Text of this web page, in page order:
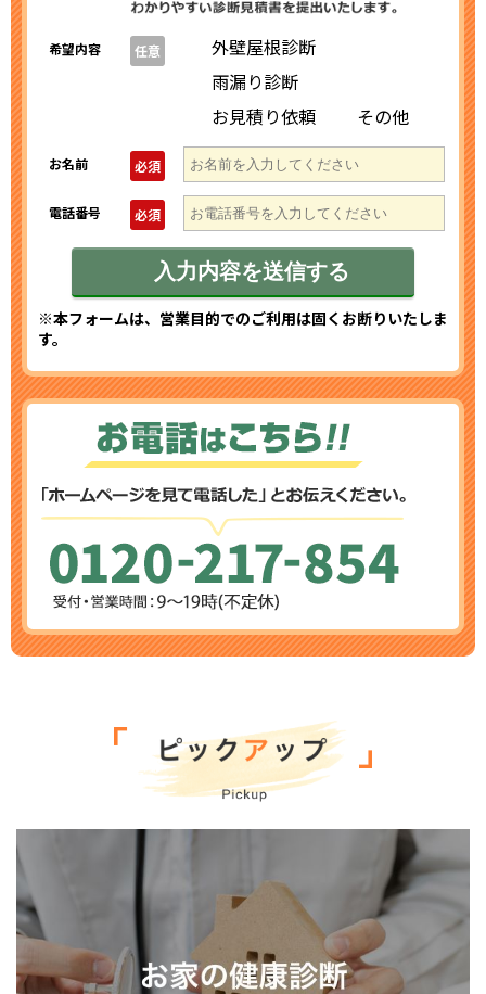
希望内容 任意
外壁屋根診断
雨漏り診断
お見積り依頼
その他
お名前 必須
電話番号 必須
※本フォームは、営業目的でのご利用は固くお断りいたしま
す。